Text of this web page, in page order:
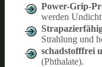
Power-Grip-
werden
Strahlung und
schadstofffrei
(Phthalate).